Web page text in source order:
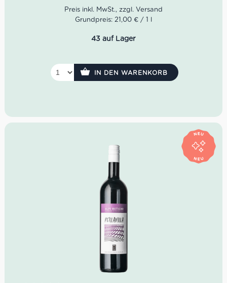
Farbe: Strohgelb, mit goldenen Reflexen.
Geruch: Duftig mit Aromen von Holunder- und
Geschmack: Elegant nach Frühlingswiese mit
Idealer Versandkarton: 21 Flaschen
Grundpreis: 21,00 € / 1 l
43 auf Lager
IN DEN WARENKORB